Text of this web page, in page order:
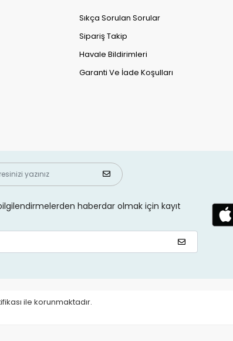
Sıkça Sorulan Sorular
Sipariş Takip
Havale Bildirimleri
Garanti Ve İade Koşulları
haberdar olmak için kayıt
ile korunmaktadır.